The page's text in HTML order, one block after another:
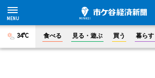
34°C 食べる 見る・遊ぶ 買う 暮らす